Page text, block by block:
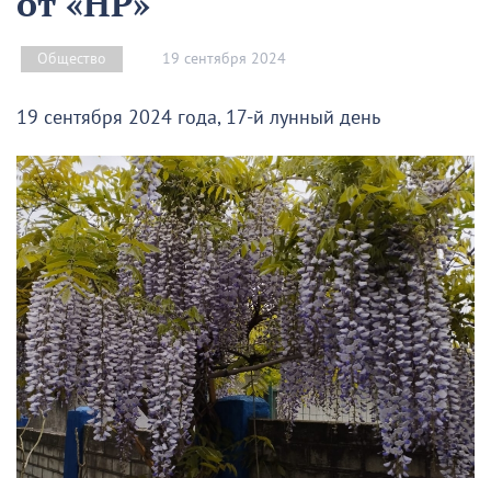
Общество 19 сентября 2024
19 сентября 2024 года, 17-й лунный день